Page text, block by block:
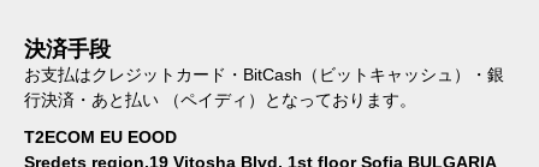
決済手段
お支払はクレジットカード・BitCash（ビットキャッシュ）・銀
行決済・あと払い （ペイディ）となっております。
T2ECOM EU EOOD
Sredets region,19 Vitosha Blvd, 1st floor Sofia BULGARIA